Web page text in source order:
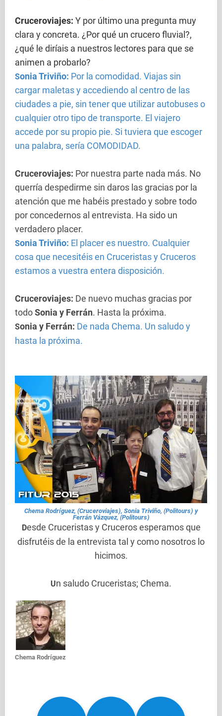
Cruceroviajes: Y por último una pregunta muy
clara y concreta. ¿Por qué un crucero fluvial?,
¿qué le diríais a nuestros lectores para que se
animen a probarlo?
Sonia Triviño: Por la comodidad. Viajas sin
cargar maletas y accediendo al centro de las
ciudades a pie, sin tener que utilizar autobuses o
cualquier otro tipo de transporte. El viajero
accede por su propio pie. Si tuviera que escoger
una palabra, sería COMODIDAD.
Cruceroviajes: Por nuestra parte nada más. No
querría despedirme sin daros las gracias por la
atención que me habéis prestado y sobre todo
por concedernos al entrevista. Ha sido un
verdadero placer.
Sonia Triviño: El placer es nuestro. Cualquier
cosa que necesitéis en Cruceristas y Cruceros
estamos a vuestra entera disposición.
Cruceroviajes: De nuevo muchas gracias por
todoSonia y Ferrán. Hasta la próxima.
Sonia y Ferrán: De nada Chema. Un saludo y
hasta la próxima.
Chema Rodríguez, (Cruceroviajes), Sonia Triviño, (Politours) y
Ferrán Vázquez, (Politours)
Desde Cruceristas y Cruceros esperamos que
disfrutéis de la entrevista tal y como nosotros lo
hicimos.
Un saludo Cruceristas; Chema.
Chema Rodríguez